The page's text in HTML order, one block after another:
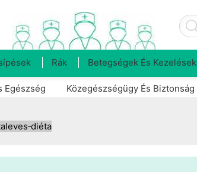
Rák Betegségek És Kezelések
Egészség Közegészségügy És Biztonság